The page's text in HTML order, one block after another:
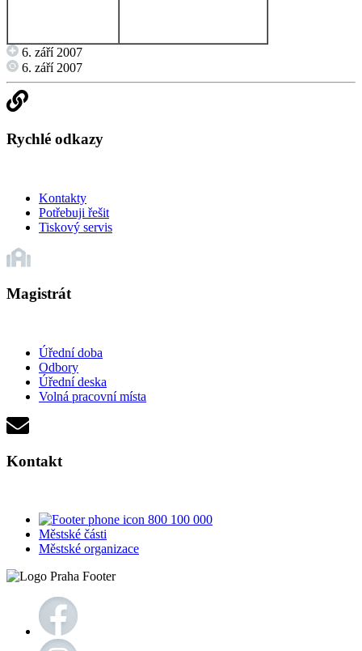
6. září 2007
6. září 2007
Rychlé odkazy
Kontakty
Potřebuji řešit
Tiskový servis
Magistrát
Úřední doba
Odbory
Úřední deska
Volná pracovní místa
Kontakt
800 100 000
Městské části
Městské organizace